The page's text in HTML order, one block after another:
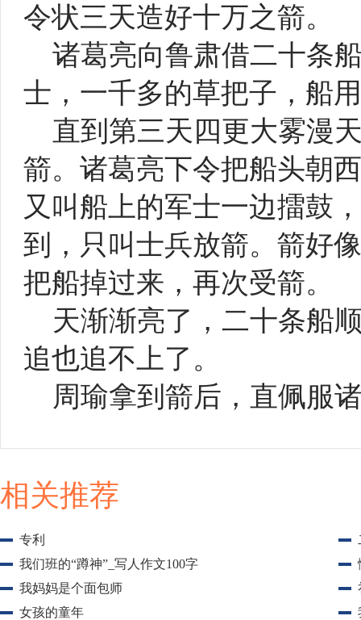
令状三天造好十万之箭。
诸葛亮向鲁肃借二十条
士，一千多的草把子，船
直到第三天四更大雾漫
箭。诸葛亮下令把船头朝
又叫船上的军士一边擂鼓
到，只叫士兵放箭。箭好
把船掉过来，再次受箭。
天渐渐亮了，二十条船
追也追不上了。
周瑜拿到箭后，直佩服
相关推荐
专利
我们班的“蹲神”_写人作文100字
我妈妈是个面包师
女孩的童年